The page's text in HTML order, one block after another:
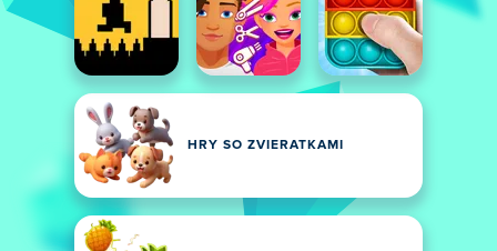
HRY SO ZVIERATKAMI